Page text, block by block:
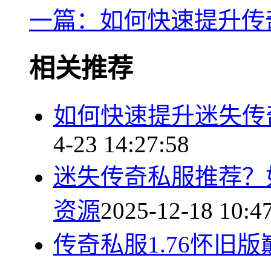
一篇：如何快速提升
相关推荐
如何快速提升迷失
4-23 14:27:58
迷失传奇私服推荐
资源2025-12-18
传奇私服1.76怀旧